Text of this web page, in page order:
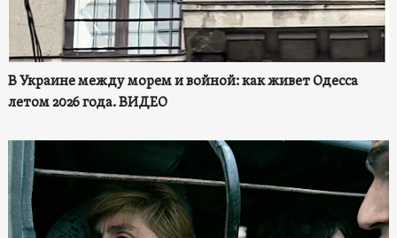
В Украине между морем и войной: как живет Одесса
летом 2026 года. ВИДЕО